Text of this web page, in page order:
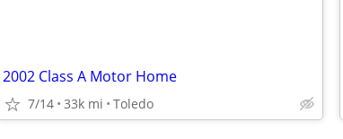
2002 Class A Motor Home
7/14 33k mi Toledo